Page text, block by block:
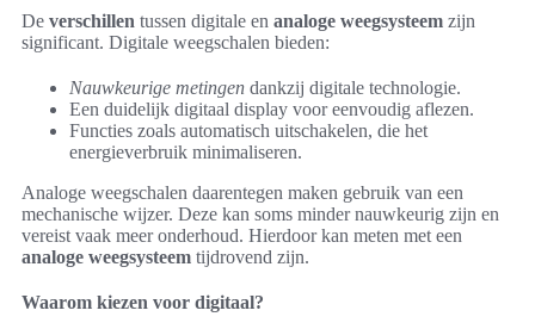
De verschillen tussen digitale en analoge weegsysteem zijn
significant. Digitale weegschalen bieden:
Nauwkeurige metingen dankzij digitale technologie.
Een duidelijk digitaal display voor eenvoudig aflezen.
Functies zoals automatisch uitschakelen, die het
energieverbruik minimaliseren.
Analoge weegschalen daarentegen maken gebruik van een
mechanische wijzer. Deze kan soms minder nauwkeurig zijn en
vereist vaak meer onderhoud. Hierdoor kan meten met een
analoge weegsysteem tijdrovend zijn.
Waarom kiezen voor digitaal?